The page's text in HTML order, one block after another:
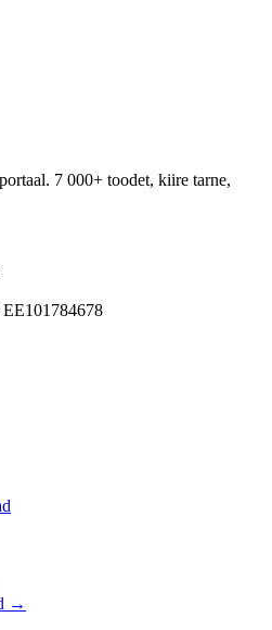
7 000+ toodet, kiire tarne,
EE101784678
→